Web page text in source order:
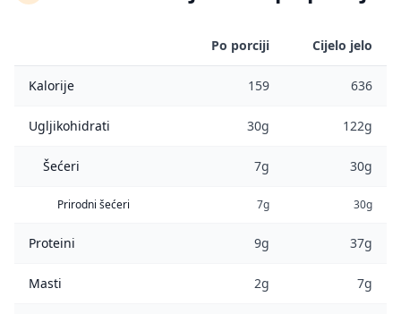
Po porciji Cijelo jelo
Kalorije 159 636
Ugljikohidrati 30g 122g
Šećeri 7g 30g
Prirodni šećeri 7g 30g
Proteini 9g 37g
Masti 2g 7g